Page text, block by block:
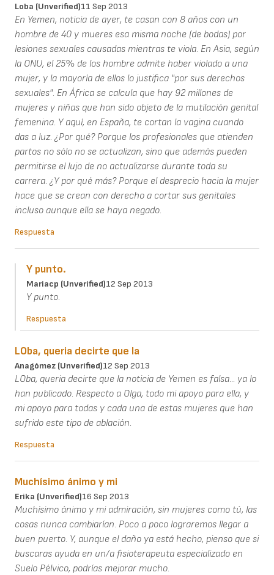
Loba (unverified)11 Sep 2013
En Yemen, noticia de ayer, te casan con 8 años con un
hombre de 40 y mueres esa misma noche (de bodas) por
lesiones sexuales causadas mientras te viola. En Asia, según
la ONU, el 25% de los hombre admite haber violado a una
mujer, y la mayoría de ellos lo justifica "por sus derechos
sexuales". En África se calcula que hay 92 millones de
mujeres y niñas que han sido objeto de la mutilación genital
femenina. Y aquí, en España, te cortan la vagina cuando
das a luz. ¿Por qué? Porque los profesionales que atienden
partos no sólo no se actualizan, sino que además pueden
permitirse el lujo de no actualizarse durante toda su
carrera. ¿Y por qué más? Porque el desprecio hacia la mujer
hace que se crean con derecho a cortar sus genitales
incluso aunque ella se haya negado.
Respuesta
Y punto.
Mariacp (unverified)12 Sep 2013
Y punto.
Respuesta
LOba, queria decirte que la
Anagómez (unverified)12 Sep 2013
LOba, queria decirte que la noticia de Yemen es falsa... ya lo
han publicado. Respecto a Olga, todo mi apoyo para ella, y
mi apoyo para todas y cada una de estas mujeres que han
sufrido este tipo de ablación.
Respuesta
Muchísimo ánimo y mi
Erika (unverified)16 Sep 2013
Muchísimo ánimo y mi admiración, sin mujeres como tú, las
cosas nunca cambiarían. Poco a poco lograremos llegar a
buen puerto. Y, aunque el daño ya está hecho, pienso que si
buscaras ayuda en un/a fisioterapeuta especializado en
Suelo Pélvico, podrías mejorar mucho.